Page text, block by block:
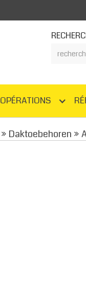
OPÉRATIONS
» Daktoebehoren »